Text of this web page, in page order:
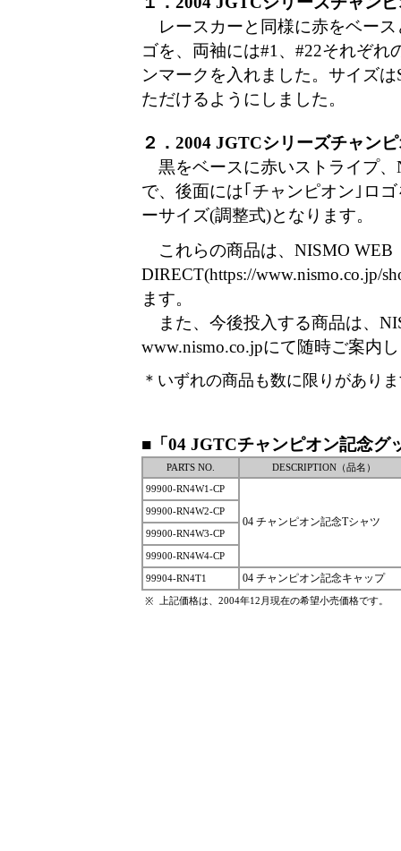
レースカーと同様に赤をベース
ゴを、両袖には#1、#22それぞ
ンマークを入れました。サイズ
ただけるようにしました。
２．2004 JGTCシリーズチャン
黒をベースに赤いストライプ、
で、後面には｢チャンピオン｣ロ
ーサイズ(調整式)となります。
これらの商品は、NISMO WEB
DIRECT(https://www.nismo.co.jp/
ます。
また、今後投入する商品は、
www.nismo.co.jpにて随時ご案内
＊いずれの商品も数に限りがあり
■「04 JGTCチャンピオン記念グ
PARTS NO.
DESCRIPTION（品名）
99900-RN4W1-CP
04 チャンピオン記念Tシャツ
99900-RN4W2-CP
99900-RN4W3-CP
99900-RN4W4-CP
99904-RN4T1 04 チャンピオン記念キャップ
※ 上記価格は、2004年12月現在の希望小売価格です。